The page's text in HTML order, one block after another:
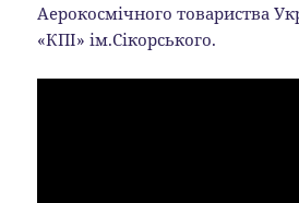
Аерокосмічного товариства
«КПІ» ім.Сікорського.